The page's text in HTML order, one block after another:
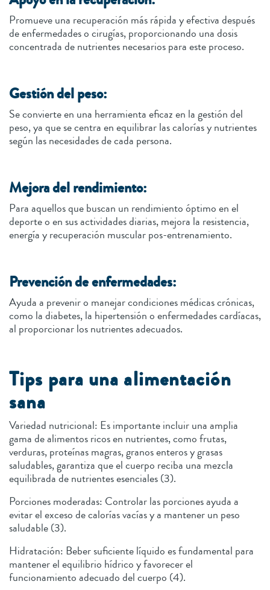
Promueve una recuperación más rápida y efectiva después
de enfermedades o cirugías, proporcionando una dosis
concentrada de nutrientes necesarios para este proceso.
Gestión del peso:
Se convierte en una herramienta eficaz en la gestión del
peso, ya que se centra en equilibrar las calorías y nutrientes
según las necesidades de cada persona.
Mejora del rendimiento:
Para aquellos que buscan un rendimiento óptimo en el
deporte o en sus actividades diarias, mejora la resistencia,
energía y recuperación muscular pos-entrenamiento.
Prevención de enfermedades:
Ayuda a prevenir o manejar condiciones médicas crónicas,
como la diabetes, la hipertensión o enfermedades cardíacas,
al proporcionar los nutrientes adecuados.
Tips para una alimentación
sana
Variedad nutricional: Es importante incluir una amplia
gama de alimentos ricos en nutrientes, como frutas,
verduras, proteínas magras, granos enteros y grasas
saludables, garantiza que el cuerpo reciba una mezcla
equilibrada de nutrientes esenciales (3).
Porciones moderadas: Controlar las porciones ayuda a
evitar el exceso de calorías vacías y a mantener un peso
saludable (3).
Hidratación: Beber suficiente líquido es fundamental para
mantener el equilibrio hídrico y favorecer el
funcionamiento adecuado del cuerpo (4).